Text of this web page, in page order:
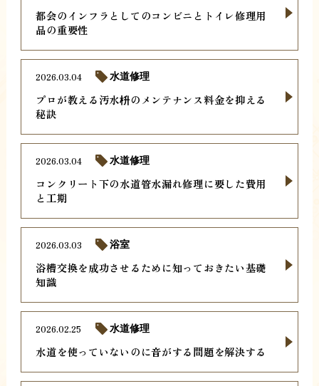
都会のインフラとしてのコンビニとトイレ修理用
品の重要性
プロが教える汚水枡のメンテナンス料金を抑える
秘訣
2026.03.04 水道修理
コンクリート下の水道管水漏れ修理に要した費用
と工期
2026.03.04 水道修理
浴槽交換を成功させるために知っておきたい基礎
知識
2026.03.03 浴室
水道を使っていないのに音がする問題を解決する
2026.02.25 水道修理